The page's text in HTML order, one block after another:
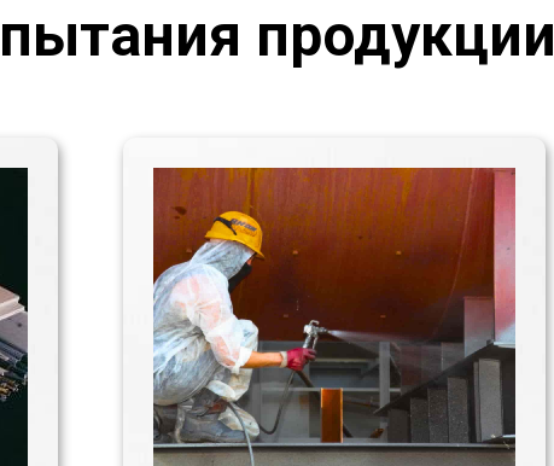
продукции